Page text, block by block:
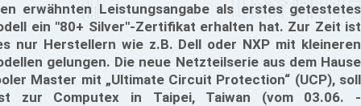
erwähnten Leistungsangabe als erstes getestetes
ein "80+ Silver"-Zertifikat erhalten hat. Zur Zeit ist
nur Herstellern wie z.B. Dell oder NXP mit kleineren
gelungen. Die neue Netzteilserie aus dem Hause
Master mit „Ultimate Circuit Protection“ (UCP), soll
zur Computex in Taipei, Taiwan (vom 03.06. -